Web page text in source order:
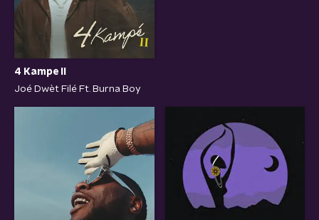
4 Kampe II
Joé Dwèt Filé Ft. Burna Boy